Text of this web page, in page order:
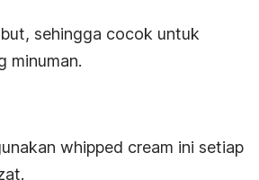
sehingga cocok untuk
minuman.
whipped cream ini setiap